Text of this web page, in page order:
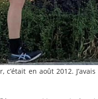
en août 2012.